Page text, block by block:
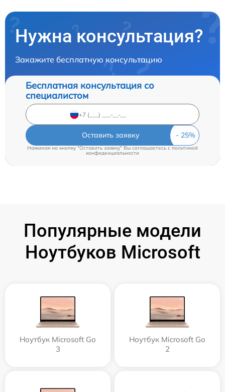
Нужна консультация?
Закажите бесплатную консультацию
Бесплатная консультация со
специалистом
Оставить заявку
Нажимая на кнопку "Оставить заявку" Вы соглашаетесь c политикой
конфиденциальности
Популярные модели
Ноутбуков Microsoft
Ноутбук Microsoft Go
3
Ноутбук Microsoft Go
2